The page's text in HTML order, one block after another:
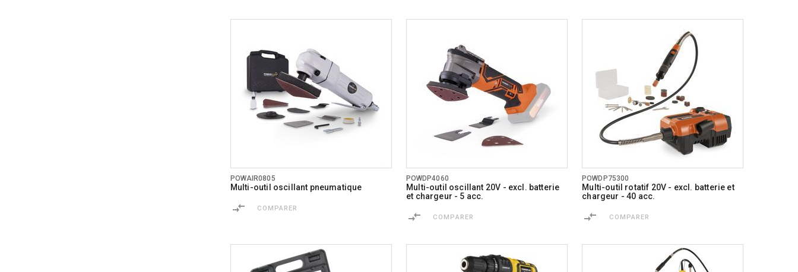
POWAIR0805
Multi-outil oscillant pneumatique
COMPARER
POWDP4060
Multi-outil oscillant 20V - excl. batterie
et chargeur - 5 acc.
COMPARER
POWDP75300
Multi-outil rotatif 20V - excl. batterie et
chargeur - 40 acc.
COMPARER